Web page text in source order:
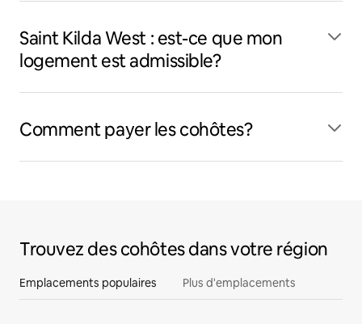
Saint Kilda West : est-ce que mon
logement est admissible?
Comment payer les cohôtes?
Trouvez des cohôtes dans votre région
Emplacements populaires Plus d'emplacements